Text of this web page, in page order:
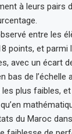
à leurs pairs
entre les
points, et parmi
avec un écart
bas de l’échelle
plus faibles,
du Maroc dans